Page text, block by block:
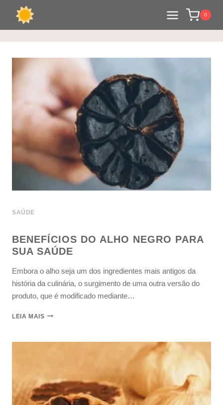
0
SAÚDE
BENEFÍCIOS DO ALHO NEGRO PARA
SUA SAÚDE
Embora o alho seja um dos ingredientes mais antigos da
história da culinária, o surgimento de uma outra versão do
produto, que é modificado mediante…
LEIA MAIS